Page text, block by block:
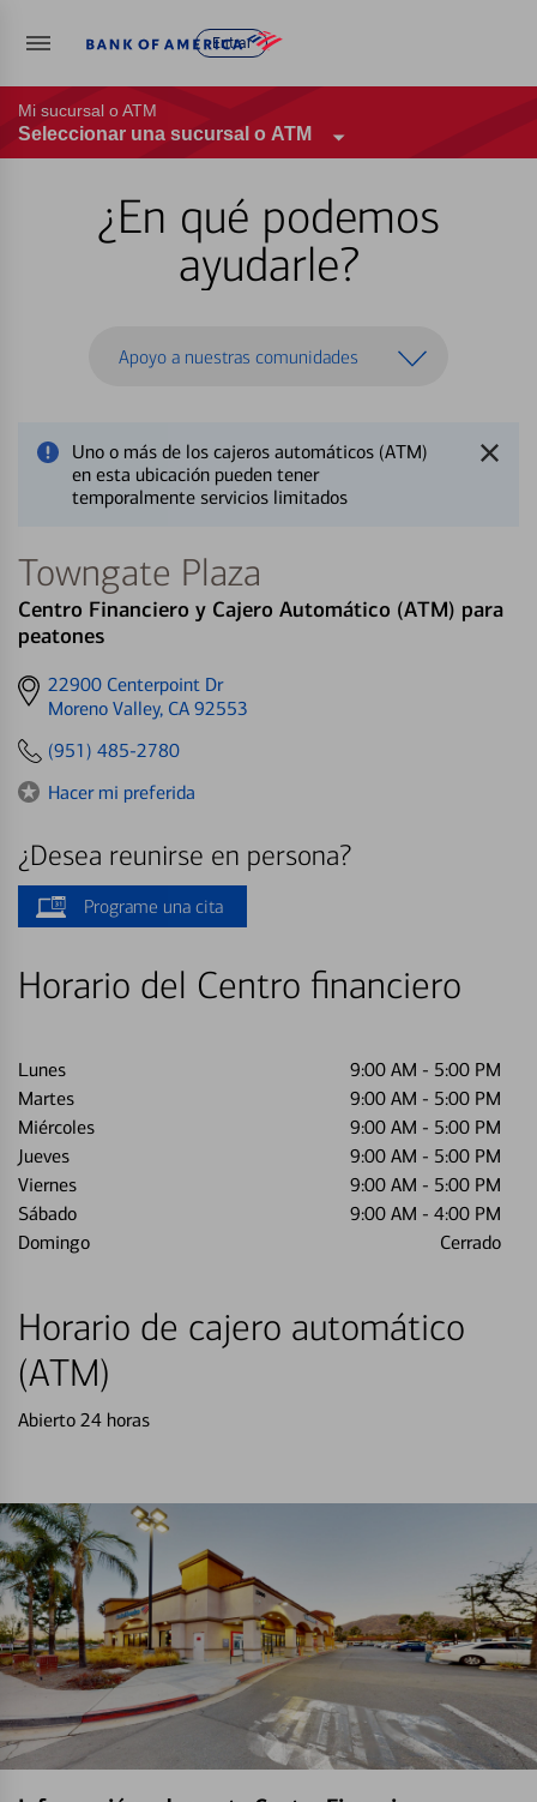
Entrar
Mi sucursal o ATM
Seleccionar una sucursal o ATM
¿En qué podemos
ayudarle?
Apoyo a nuestras comunidades
Uno o más de los cajeros automáticos (ATM)
en esta ubicación pueden tener
temporalmente servicios limitados
Towngate Plaza
Centro Financiero y Cajero Automático (ATM) para
peatones
Get
directions
22900 Centerpoint Dr
Moreno Valley, CA 92553
(951) 485-2780
Hacer mi preferida
¿Desea reunirse en persona?
Programe una cita
Horario del Centro financiero
Lunes 9:00 AM - 5:00 PM
Martes
9:00 AM - 5:00 PM
Miércoles
9:00 AM - 5:00 PM
Jueves
9:00 AM - 5:00 PM
Viernes
9:00 AM - 5:00 PM
Sábado
9:00 AM - 4:00 PM
Domingo
Cerrado
Horario de cajero automático
(ATM)
Abierto 24 horas